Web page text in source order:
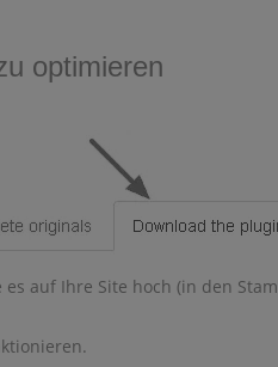
optimieren
auf Ihre Site hoch (in den